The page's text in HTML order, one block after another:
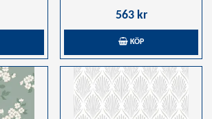
563 kr
KÖP